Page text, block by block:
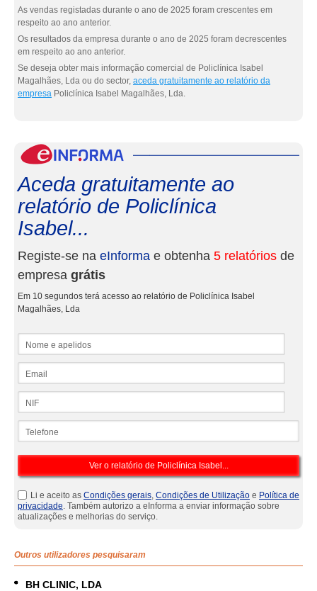
As vendas registadas durante o ano de 2025 foram crescentes em
respeito ao ano anterior.
Os resultados da empresa durante o ano de 2025 foram decrescentes
em respeito ao ano anterior.
Se deseja obter mais informação comercial de Policlínica Isabel
Magalhães, Lda ou do sector, aceda gratuitamente ao relatório da
empresa Policlínica Isabel Magalhães, Lda.
Aceda gratuitamente ao
relatório de Policlínica
Isabel...
Registe-se na eInforma e obtenha 5 relatórios de
empresa grátis
Em 10 segundos terá acesso ao relatório de Policlínica Isabel
Magalhães, Lda
Li e aceito as Condições gerais, Condições de Utilização e Política de
privacidade. Também autorizo a eInforma a enviar informação sobre
atualizações e melhorias do serviço.
Outros utilizadores pesquisaram
BH CLINIC, LDA